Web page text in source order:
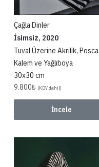
Çağla Dinler
İsimsiz, 2020
Tuval Üzerine Akrilik, Posca
Kalem ve Yağlıboya
30x30 cm
9.800₺ (KDV dahil)
İncele